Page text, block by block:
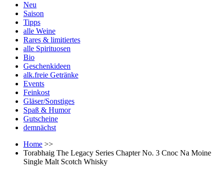
Neu
Saison
Tipps
alle Weine
Rares & limitiertes
alle Spirituosen
Bio
Geschenkideen
alk.freie Getränke
Events
Feinkost
Gläser/Sonstiges
Spaß & Humor
Gutscheine
demnächst
Home >>
Torabhaig The Legacy Series Chapter No. 3 Cnoc Na Moine
Single Malt Scotch Whisky